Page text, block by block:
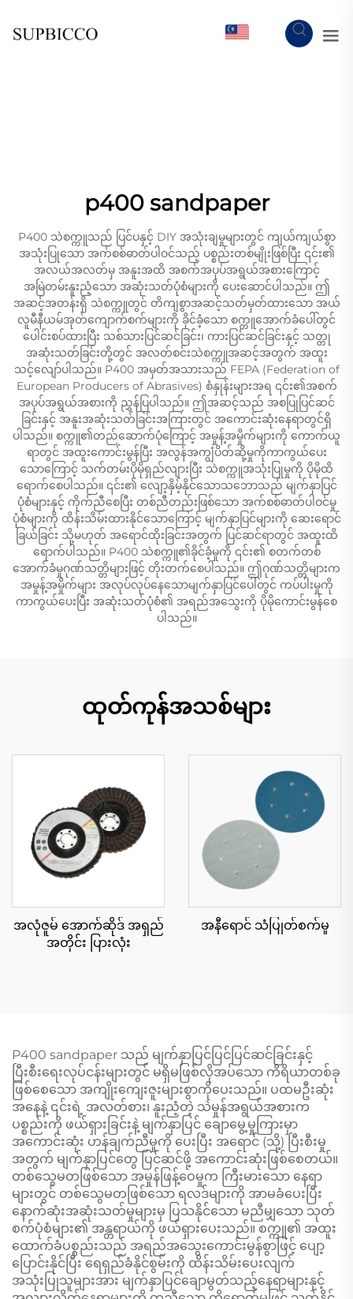
p400 sandpaper
P400 သဲစက္ကူသည် ပြင်ပနှင့် DIY အသုံးချမှုများတွင် ကျယ်ကျယ်စွာ
အသုံးပြုသော အက်စစ်ဓာတ်ပါဝင်သည့် ပစ္စည်းတစ်မျိုးဖြစ်ပြီး ၎င်း၏
အလယ်အလတ်မှ အနူးအထိ အစက်အပုပ်အရွယ်အစားကြောင့်
အမြဲတမ်းနူးညံ့သော အဆုံးသတ်ပုံစံများကို ပေးဆောင်ပါသည်။ ဤ
အဆင့်အတန်းရှိ သဲစက္ကူတွင် တိကျစွာအဆင့်သတ်မှတ်ထားသော အယ်
လူမီနီယမ်အုတ်ကျောက်စက်များကို ခိုင်ခံ့သော စက္ကူအောက်ခံပေါ်တွင်
ပေါင်းစပ်ထားပြီး သစ်သားပြင်ဆင်ခြင်း၊ ကားပြင်ဆင်ခြင်းနှင့် သတ္တု
အဆုံးသတ်ခြင်းတို့တွင် အလတ်စင်းသဲစက္ကူအဆင့်အတွက် အထူး
သင့်လျော်ပါသည်။ P400 အမှတ်အသားသည် FEPA (Federation of
European Producers of Abrasives) စံနှုန်းများအရ ၎င်း၏အစက်
အပုပ်အရွယ်အစားကို ညွှန်ပြပါသည်။ ဤအဆင့်သည် အစပြုပြင်ဆင်
ခြင်းနှင့် အနူးအဆုံးသတ်ခြင်းအကြားတွင် အကောင်းဆုံးနေရာတွင်ရှိ
ပါသည်။ စက္ကူ၏တည်ဆောက်ပုံကြောင့် အမှုန့်အမှိုက်များကို ကောက်ယူ
ရာတွင် အထူးကောင်းမွန်ပြီး အလွန်အကျွံပိတ်ဆို့မှုကိုကာကွယ်ပေး
သောကြောင့် သက်တမ်းပိုမိုရှည်လျားပြီး သဲစက္ကူအသုံးပြုမှုကို ပိုမိုထိ
ရောက်စေပါသည်။ ၎င်း၏ လျော့နှိမ့်နိုင်သောသဘောသည် မျက်နှာပြင်
ပုံစံများနှင့် ကိုက်ညီစေပြီး တစ်ညီတည်းဖြစ်သော အက်စစ်ဓာတ်ပါဝင်မှု
ပုံစံများကို ထိန်းသိမ်းထားနိုင်သောကြောင့် မျက်နှာပြင်များကို ဆေးရောင်
ခြယ်ခြင်း သို့မဟုတ် အရောင်ထိုးခြင်းအတွက် ပြင်ဆင်ရာတွင် အထူးထိ
ရောက်ပါသည်။ P400 သဲစက္ကူ၏ခိုင်ခံ့မှုကို ၎င်း၏ စတက်တစ်
အောက်ခံမှုဂုဏ်သတ္တိများဖြင့် တိုးတက်စေပါသည်။ ဤဂုဏ်သတ္တိများက
အမှုန့်အမှိုက်များ အလုပ်လုပ်နေသောမျက်နှာပြင်ပေါ်တွင် ကပ်ပါးမှုကို
ကာကွယ်ပေးပြီး အဆုံးသတ်ပုံစံ၏ အရည်အသွေးကို ပိုမိုကောင်းမွန်စေ
ပါသည်။
ထုတ်ကုန်အသစ်များ
အလုံဇူမ် အောက်ဆိုဒ် အရှည်
အတိုင်း ပြားလုံး
အနီရောင် သံပြုတ်စက်မှု
P400 sandpaper သည် မျက်နှာပြင်ပြင်ပြင်ဆင်ခြင်းနှင့်
ပြီးစီးရေးလုပ်ငန်းများတွင် မရှိမဖြစ်လိုအပ်သော ကိရိယာတစ်ခု
ဖြစ်စေသော အကျိုးကျေးဇူးများစွာကိုပေးသည်။ ပထမဦးဆုံး
အနေနဲ့ ၎င်းရဲ့ အလတ်စား၊ နူးညံ့တဲ့ သဲမှုန်အရွယ်အစားက
ပစ္စည်းကို ဖယ်ရှားခြင်းနဲ့ မျက်နှာပြင် ချောမွေ့မှုကြားမှာ
အကောင်းဆုံး ဟန်ချက်ညီမှုကို ပေးပြီး အရောင် (သို့) ပြီးစီးမှု
အတွက် မျက်နှာပြင်တွေ ပြင်ဆင်ဖို့ အကောင်းဆုံးဖြစ်စေတယ်။
တစ်သွေမတဖြစ်သော အမှုန်ဖြန့်ဝေမှုက ကြီးမားသော နေရာ
များတွင် တစ်သွေမတဖြစ်သော ရလဒ်များကို အာမခံပေးပြီး
နောက်ဆုံးအဆုံးသတ်မှုများမှ ပြသနိုင်သော မညီမျှသော သုတ်
စက်ပုံစံများ၏ အန္တရာယ်ကို ဖယ်ရှားပေးသည်။ စက္ကူ၏ အထူး
ထောက်ခံပစ္စည်းသည် အရည်အသွေးကောင်းမွန်စွာဖြင့် ပျော့
ပြောင်းနိုင်ပြီး ရေရှည်ခံနိုင်စွမ်းကို ထိန်းသိမ်းပေးလျက်
အသုံးပြုသူများအား မျက်နှာပြင်ချောမွတ်သည့်နေရာများနှင့်